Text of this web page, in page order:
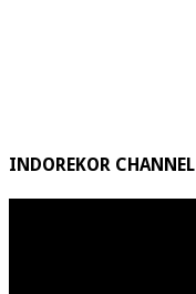
INDOREKOR CHANNEL